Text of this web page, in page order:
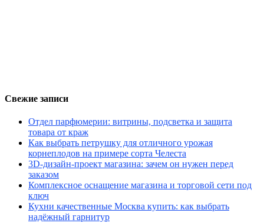
Свежие записи
Отдел парфюмерии: витрины, подсветка и защита
товара от краж
Как выбрать петрушку для отличного урожая
корнеплодов на примере сорта Челеста
3D-дизайн-проект магазина: зачем он нужен перед
заказом
Комплексное оснащение магазина и торговой сети под
ключ
Кухни качественные Москва купить: как выбрать
надёжный гарнитур